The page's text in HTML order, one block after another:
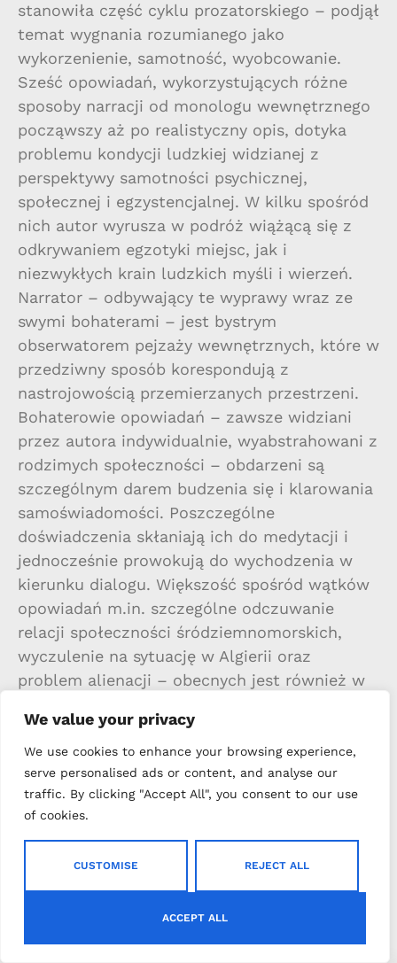
We value your privacy
We use cookies to enhance your browsing experience,
serve personalised ads or content, and analyse our
traffic. By clicking "Accept All", you consent to our use
of cookies.
CUSTOMISE REJECT ALL
ACCEPT ALL
stanowiła część cyklu prozatorskiego – podjął
temat wygnania rozumianego jako
wykorzenienie, samotność, wyobcowanie.
Sześć opowiadań, wykorzystujących różne
sposoby narracji od monologu wewnętrznego
począwszy aż po realistyczny opis, dotyka
problemu kondycji ludzkiej widzianej z
perspektywy samotności psychicznej,
społecznej i egzystencjalnej. W kilku spośród
nich autor wyrusza w podróż wiążącą się z
odkrywaniem egzotyki miejsc, jak i
niezwykłych krain ludzkich myśli i wierzeń.
Narrator – odbywający te wyprawy wraz ze
swymi bohaterami – jest bystrym
obserwatorem pejzaży wewnętrznych, które w
przedziwny sposób korespondują z
nastrojowością przemierzanych przestrzeni.
Bohaterowie opowiadań – zawsze widziani
przez autora indywidualnie, wyabstrahowani z
rodzimych społeczności – obdarzeni są
szczególnym darem budzenia się i klarowania
samoświadomości. Poszczególne
doświadczenia skłaniają ich do medytacji i
jednocześnie prowokują do wychodzenia w
kierunku dialogu. Większość spośród wątków
opowiadań m.in. szczególne odczuwanie
relacji społeczności śródziemnomorskich,
wyczulenie na sytuację w Algierii oraz
problem alienacji – obecnych jest również w
powieści Pierwszy człowiek, noszącej
szczególne piętno autobiografizmu.”
Posłowie (fragment), autor Urszula Klatka.
"Nie, nie kochał jej, po prostu bał się tego, co
nie jest nią"
„Janine spojrzała na męża. Nos miał szeroki,